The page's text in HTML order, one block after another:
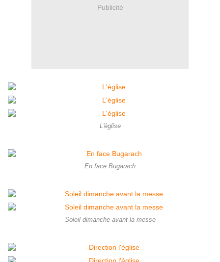
Publicité
L'église
En face Bugarach
Soleil dimanche avant la messe